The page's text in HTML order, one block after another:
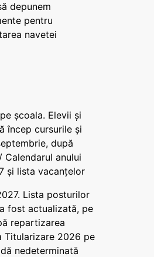
depunem
pentru
navetei
școala. Elevii și
încep cursurile și
după
anului
și lista vacanțelor
Lista posturilor
fost actualizată, pe
repartizarea
Titularizare 2026 pe
nedeterminată